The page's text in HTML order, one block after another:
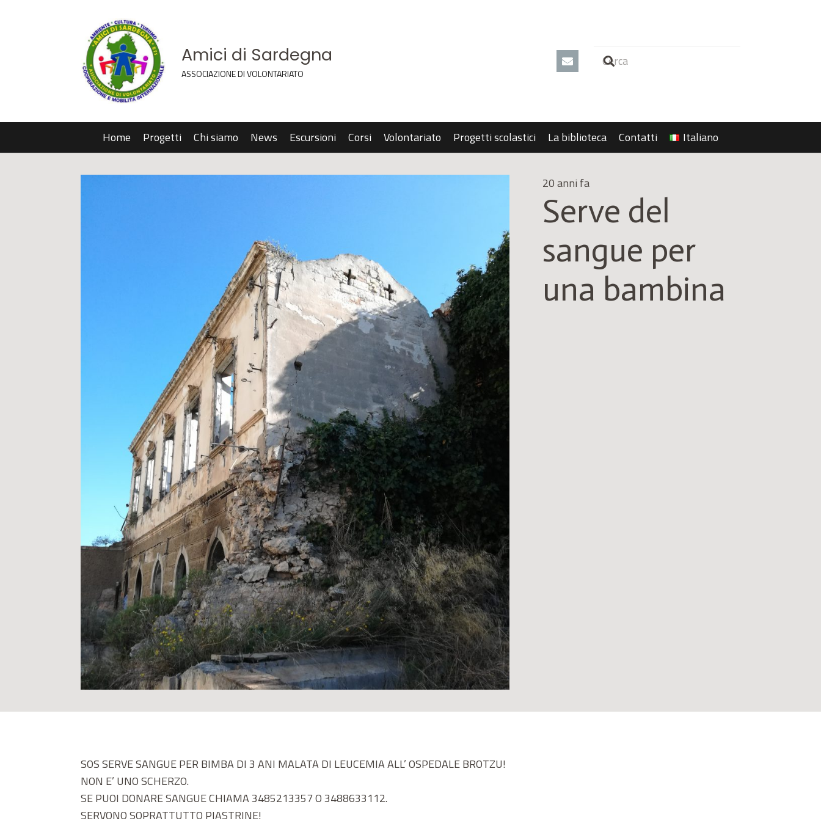
Amici di Sardegna
ASSOCIAZIONE DI VOLONTARIATO
Home Progetti Chi siamo News Escursioni Corsi Volontariato Progetti scolastici La biblioteca Contatti Italiano
20 anni fa
Serve del
sangue per
una bambina
SOS SERVE SANGUE PER BIMBA DI 3 ANI MALATA DI LEUCEMIA ALL’ OSPEDALE BROTZU!
NON E’ UNO SCHERZO.
SE PUOI DONARE SANGUE CHIAMA 3485213357 O 3488633112.
SERVONO SOPRATTUTTO PIASTRINE!